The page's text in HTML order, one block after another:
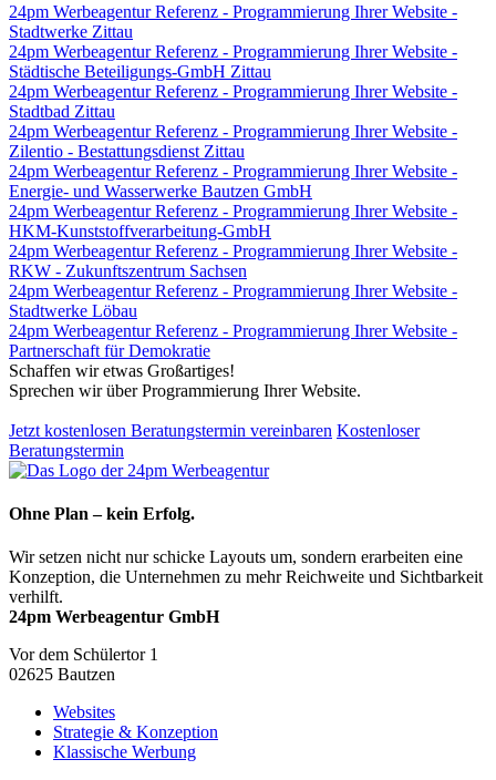
24pm Werbeagentur Referenz - Programmierung Ihrer Website -
Stadtwerke Zittau
24pm Werbeagentur Referenz - Programmierung Ihrer Website -
Städtische Beteiligungs-GmbH Zittau
24pm Werbeagentur Referenz - Programmierung Ihrer Website -
Stadtbad Zittau
24pm Werbeagentur Referenz - Programmierung Ihrer Website -
Zilentio - Bestattungsdienst Zittau
24pm Werbeagentur Referenz - Programmierung Ihrer Website -
Energie- und Wasserwerke Bautzen GmbH
24pm Werbeagentur Referenz - Programmierung Ihrer Website -
HKM-Kunststoffverarbeitung-GmbH
24pm Werbeagentur Referenz - Programmierung Ihrer Website -
RKW - Zukunftszentrum Sachsen
24pm Werbeagentur Referenz - Programmierung Ihrer Website -
Stadtwerke Löbau
24pm Werbeagentur Referenz - Programmierung Ihrer Website -
Partnerschaft für Demokratie
Schaffen wir etwas Großartiges!
Sprechen wir über Programmierung Ihrer Website.
Jetzt kostenlosen Beratungstermin vereinbaren Kostenloser
Beratungstermin
Ohne Plan – kein Erfolg.
Wir setzen nicht nur schicke Layouts um, sondern erarbeiten eine
Konzeption, die Unternehmen zu mehr Reichweite und Sichtbarkeit
verhilft.
24pm Werbeagentur GmbH
Vor dem Schülertor 1
02625 Bautzen
Websites
Strategie & Konzeption
Klassische Werbung